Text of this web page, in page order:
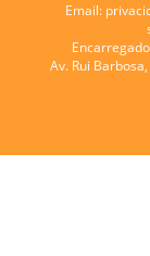
Email:
Av. Rui